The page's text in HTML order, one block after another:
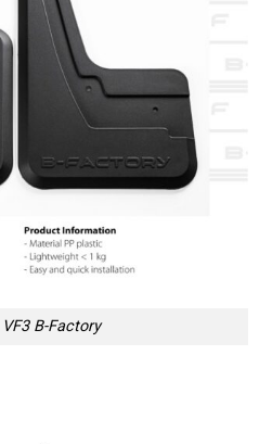
B-Factory